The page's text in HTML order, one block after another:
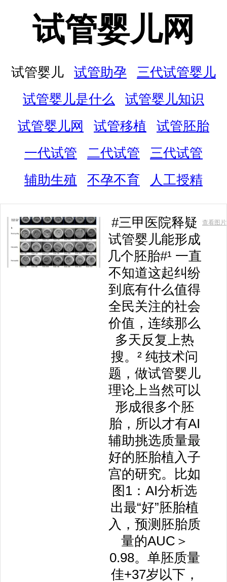
试管婴儿网
试管婴儿 试管助孕
三代试管婴儿
试管婴儿是什么
试管婴儿知识
试管婴儿网
试管移植
试管胚胎
一代试管
二代试管
三代试管
辅助生殖
不孕不育 人工授精
#三甲医院释疑
试管婴儿能形成
几个胚胎#¹ 一直
不知道这起纠纷
到底有什么值得
全民关注的社会
价值，连续那么
多天反复上热
搜。² 纯技术问
题，做试管婴儿
理论上当然可以
形成很多个胚
胎，所以才有AI
辅助挑选质量最
好的胚胎植入子
宫的研究。比如
图1：AI分析选
出最“好”胚胎植
入，预测胚胎质
量的AUC＞
0.98。单胚质量
佳+37岁以下，
查看图片